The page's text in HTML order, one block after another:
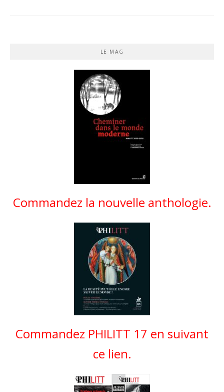
LE MAG
Commandez la nouvelle anthologie.
Commandez PHILITT 17 en suivant
ce lien.